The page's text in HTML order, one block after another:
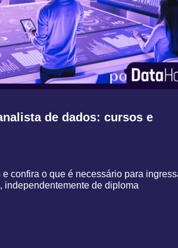
de dados: cursos e
confira o que é necessário para
independentemente de diploma